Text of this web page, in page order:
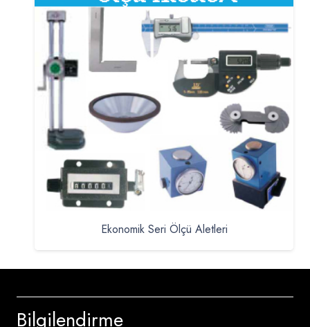
Ekonomik Seri Ölçü Aletleri
Bilgilendirme